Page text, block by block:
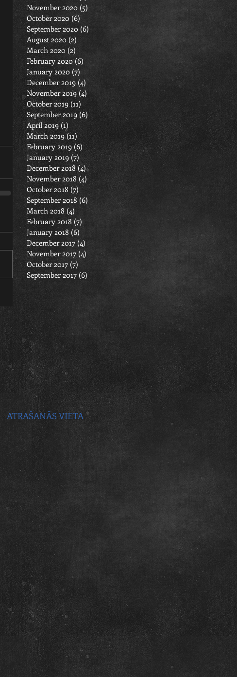
November 2020 (5) 5 posts
October 2020 (6) 6 posts
September 2020 (6) 6 posts
August 2020 (2)
March 2020 (2)
February 2020 (6) 6 posts
January 2020 (7) 7 posts
December 2019 (4) 4 posts
November 2019 (4)
October 2019 (11)
September 2019 (6) 6 posts
April 2019 (1) 1 post
March 2019 (11)11 posts
February 2019 (6)6 posts
January 2019 (7) 7 posts
December 2018 (4)4 posts
November 2018 (4) 4 posts
October 2018 (7) 7 posts
September 2018 (6)
March 2018 (4) 4 posts
February 2018 (7) 7 posts
January 2018 (6)
December 2017 (4)
November 2017 (4) 4 posts
October 2017 (7)
September 2017 (6) 6 posts
ATRAŠANĀS VIETA